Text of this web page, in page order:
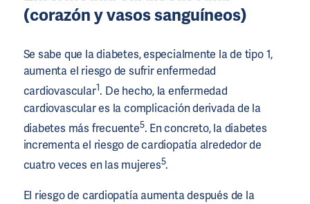
(corazón y vasos sanguíneos)
Se sabe que la diabetes, especialmente la de tipo 1,
aumenta el riesgo de sufrir enfermedad
cardiovascular1. De hecho, la enfermedad
cardiovascular es la complicación derivada de la
diabetes más frecuente5. En concreto, la diabetes
incrementa el riesgo de cardiopatía alrededor de
cuatro veces en las mujeres5.
El riesgo de cardiopatía aumenta después de la